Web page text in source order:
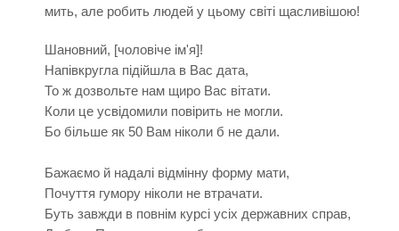
мить, але робить людей у цьому світі щасливішою!
Шановний, [чоловіче ім'я]!
Напівкругла підійшла в Вас дата,
То ж дозвольте нам щиро Вас вітати.
Коли це усвідомили повірить не могли.
Бо більше як 50 Вам ніколи б не дали.
Бажаємо й надалі відмінну форму мати,
Почуття гумору ніколи не втрачати.
Буть завжди в повнім курсі усіх державних справ,